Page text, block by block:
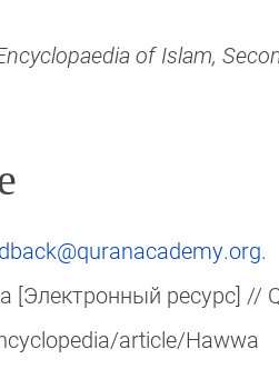
of Islam,
.
[Электронный ресурс] //
article/Hawwa